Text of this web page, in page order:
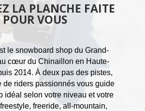
LA PLANCHE FAITE
POUR VOUS
le snowboard shop du Grand-
cœur du Chinaillon en Haute-
2014. À deux pas des pistes,
de riders passionnés vous guide
idéal selon votre niveau et votre
freeride, all-mountain,